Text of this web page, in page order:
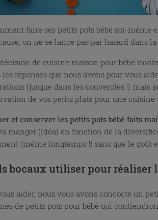
faire ses petits pots bébé soi-même
on ne se lance pas par hasard dans
de cuisine maison pour bébé
les réponses que nous avons pour vous
(jusque dans les couvercles !) mais
de vos petits plats pour une cuisine
et conserver les petits pots bébé faits
manger (idéal en fonction de la
(même longtemps !) sans que le goût
bocaux utiliser pour réaliser
aider, nous vous avons concocté un
de petits pots pour bébé qui